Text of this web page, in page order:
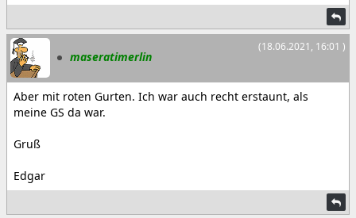
(18.06.2021, 16:01 )
maseratimerlin
Aber mit roten Gurten. Ich war auch recht erstaunt, als
meine GS da war.
Gruß
Edgar